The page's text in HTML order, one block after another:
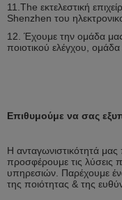
11.The εκτελεστική
Shenzhen του
12. Έχουμε την ομάδα
ποιοτικού ελέγχου,
Επιθυμούμε να σας
Η ανταγωνιστικότητά
προσφέρουμε τις
υπηρεσιών. Παρέχουμε
της ποιότητας & της